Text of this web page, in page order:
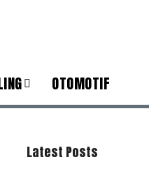
OTOMOTIF
Latest Posts